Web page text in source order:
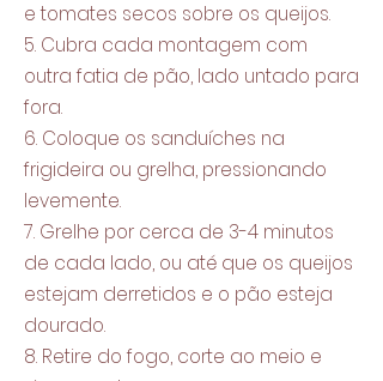
e tomates secos sobre os queijos.
5. Cubra cada montagem com
outra fatia de pão, lado untado para
fora.
6. Coloque os sanduíches na
frigideira ou grelha, pressionando
levemente.
7. Grelhe por cerca de 3-4 minutos
de cada lado, ou até que os queijos
estejam derretidos e o pão esteja
dourado.
8. Retire do fogo, corte ao meio e